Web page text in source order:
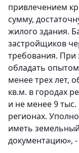
привлечением
сумму,
жилого здания.
застройщиков
требования.
обладать
менее трех лет,
кв.м. в городах
и не менее 9 тыс.
регионах.
иметь
документацию»,